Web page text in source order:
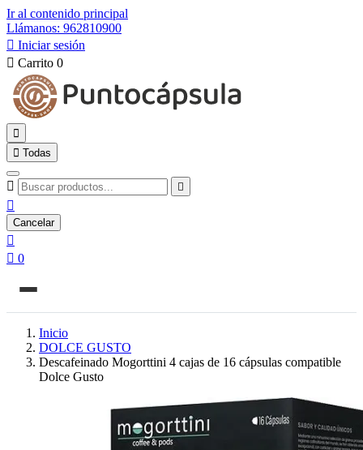
Ir al contenido principal
Llámanos: 962810900
 Iniciar sesión
 Carrito 0

 Todas
 

Cancelar

 0
Inicio
DOLCE GUSTO
Descafeinado Mogorttini 4 cajas de 16 cápsulas compatible
Dolce Gusto